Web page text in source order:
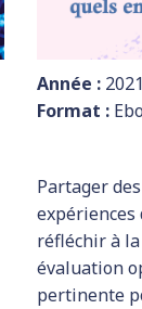
Année : 2021
Format :
Partager
expériences
réfléchir à
évaluation
pertinente